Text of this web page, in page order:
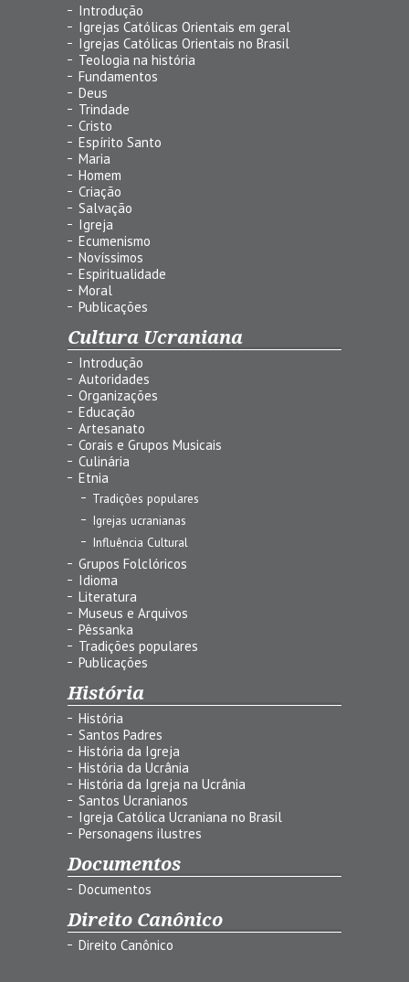
Introdução
Igrejas Católicas Orientais em geral
Igrejas Católicas Orientais no Brasil
Teologia na história
Fundamentos
Deus
Trindade
Cristo
Espírito Santo
Maria
Homem
Criação
Salvação
Igreja
Ecumenismo
Novíssimos
Espiritualidade
Moral
Publicações
Cultura Ucraniana
Introdução
Autoridades
Organizações
Educação
Artesanato
Corais e Grupos Musicais
Culinária
Etnia
Tradições populares
Igrejas ucranianas
Influência Cultural
Grupos Folclóricos
Idioma
Literatura
Museus e Arquivos
Pêssanka
Tradições populares
Publicações
História
História
Santos Padres
História da Igreja
História da Ucrânia
História da Igreja na Ucrânia
Santos Ucranianos
Igreja Católica Ucraniana no Brasil
Personagens ilustres
Documentos
Documentos
Direito Canônico
Direito Canônico